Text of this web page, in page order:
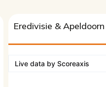
Eredivisie &
Live data by Scoreaxis